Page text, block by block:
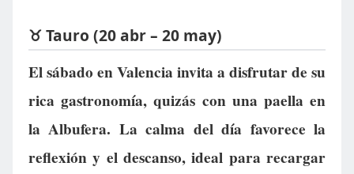
♉ Tauro (20 abr – 20 may)
El sábado en Valencia invita a disfrutar de su
rica gastronomía, quizás con una paella en
la Albufera. La calma del día favorece la
reflexión y el descanso, ideal para recargar